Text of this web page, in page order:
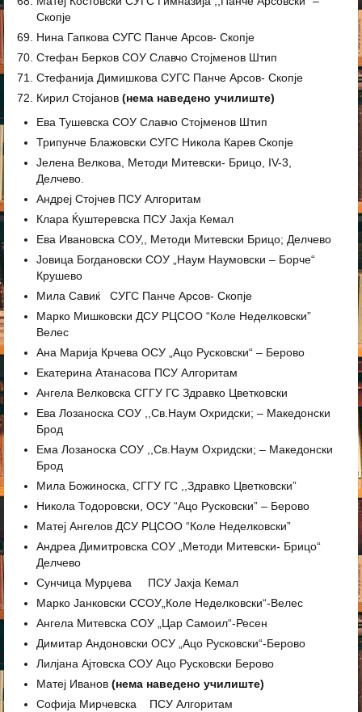
Скопје
Нина Гапкова СУГС Панче Арсов- Скопје
Стефан Берков СОУ Славчо Стојменов Штип
Стефанија Димишкова СУГС Панче Арсов- Скопје
Кирил Стојанов (нема наведено училиште)
Ева Тушевска СОУ Славчо Стојменов Штип
Трипунче Блажовски СУГС Никола Карев Скопје
Јелена Велкова, Методи Митевски- Брицо, IV-3,
Делчево.
Андреј Стојчев ПСУ Алгоритам
Клара Ќуштеревска ПСУ Јахја Кемал
Ева Ивановска СОУ,, Методи Митевски Брицо; Делчево
Јовица Богдановски СОУ „Наум Наумовски – Борче“
Крушево
Мила Савиќ СУГС Панче Арсов- Скопје
Марко Мишковски ДСУ РЦСОО “Коле Неделковски”
Велес
Ана Марија Крчева ОСУ „Ацо Русковски“ – Берово
Екатерина Атанасова ПСУ Алгоритам
Ангела Велковска СГГУ ГС Здравко Цветковски
Ева Лозаноска СОУ ,,Св.Наум Охридски; – Македонски
Брод
Ема Лозаноска СОУ ,,Св.Наум Охридски; – Македонски
Брод
Мила Божиноска, СГГУ ГС ,,Здравко Цветковски”
Никола Тодоровски, ОСУ “Ацо Русковски” – Берово
Матеј Ангелов ДСУ РЦСОО “Коле Неделковски”
Андреа Димитровска СОУ „Методи Митевски- Брицо“
Делчево
Сунчица Мурџева ПСУ Јахја Кемал
Марко Јанковски ССОУ„Коле Неделковски“-Велес
Ангела Митевска СОУ „Цар Самоил“-Ресен
Димитар Андоновски ОСУ „Ацо Русковски“-Берово
Лилјана Ајтовска СОУ Ацо Русковски Берово
Матеј Иванов (нема наведено училиште)
Софија Мирчевска ПСУ Алгоритам